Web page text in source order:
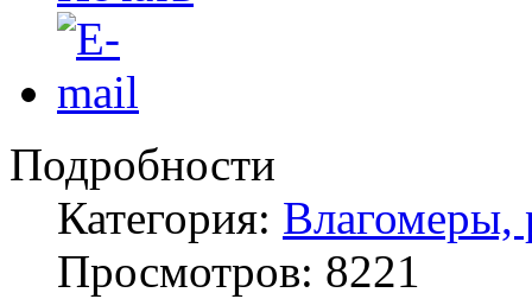
Подробности
Категория: Влагомеры,
Просмотров: 8221